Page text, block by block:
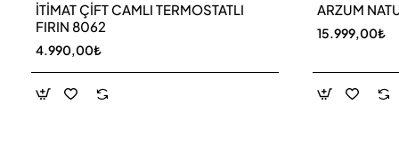
İTİMAT ÇİFT CAMLI TERMOSTATLI
FIRIN 8062
4.990,00₺
ARZUM
15.999,00₺